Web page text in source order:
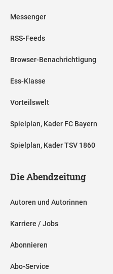
Messenger
RSS-Feeds
Browser-Benachrichtigung
Ess-Klasse
Vorteilswelt
Spielplan, Kader FC Bayern
Spielplan, Kader TSV 1860
Die Abendzeitung
Autoren und Autorinnen
Karriere / Jobs
Abonnieren
Abo-Service